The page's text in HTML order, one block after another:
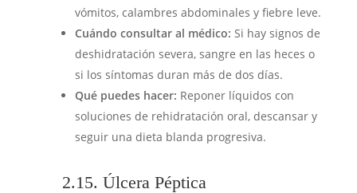
vómitos, calambres abdominales y fiebre leve.
Cuándo consultar al médico: Si hay signos de
deshidratación severa, sangre en las heces o
si los síntomas duran más de dos días.
Qué puedes hacer: Reponer líquidos con
soluciones de rehidratación oral, descansar y
seguir una dieta blanda progresiva.
2.15. Úlcera Péptica